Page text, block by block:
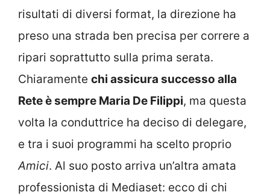
risultati di diversi format, la direzione ha
preso una strada ben precisa per correre a
ripari soprattutto sulla prima serata.
Chiaramente chi assicura successo alla
Rete è sempre Maria De Filippi, ma questa
volta la conduttrice ha deciso di delegare,
e tra i suoi programmi ha scelto proprio
Amici. Al suo posto arriva un’altra amata
professionista di Mediaset: ecco di chi